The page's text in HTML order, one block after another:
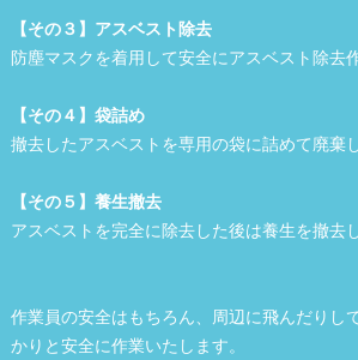
【その３】アスベスト除去
防塵マスクを着用して安全にアスベスト除去
【その４】袋詰め
撤去したアスベストを専用の袋に詰めて廃棄
【その５】養生撤去
アスベストを完全に除去した後は養生を撤去
作業員の安全はもちろん、周辺に飛んだりし
かりと安全に作業いたします。